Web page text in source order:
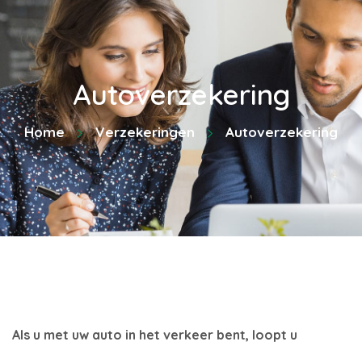
Autoverzekering
Home Verzekeringen Autoverzekering
Als u met uw auto in het verkeer bent, loopt u